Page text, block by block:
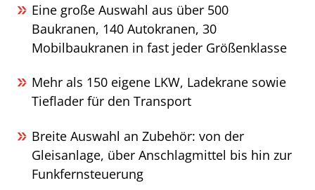
Eine große Auswahl aus über 500
Baukranen, 140 Autokranen, 30
Mobilbaukranen in fast jeder Größenklasse
Mehr als 150 eigene LKW, Ladekrane sowie
Tieflader für den Transport
Breite Auswahl an Zubehör: von der
Gleisanlage, über Anschlagmittel bis hin zur
Funkfernsteuerung